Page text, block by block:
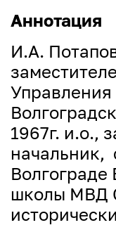
Аннотация
И.А.
Управления
1967г. и.о.,
начальник,
школы МВД